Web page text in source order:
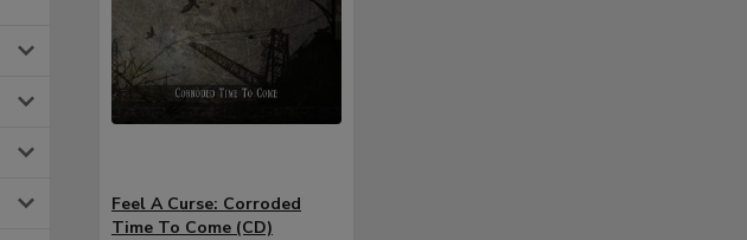
Feel A Curse: Corroded
Time To Come (CD)